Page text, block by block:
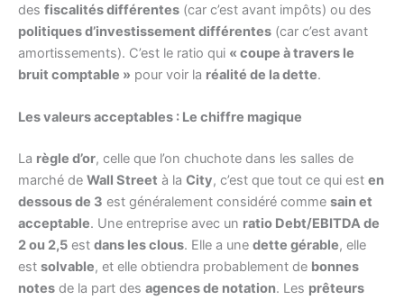
des fiscalités différentes (car c’est avant impôts) ou des
politiques d’investissement différentes (car c’est avant
amortissements). C’est le ratio qui « coupe à travers le
bruit comptable » pour voir la réalité de la dette.
Les valeurs acceptables : Le chiffre magique
La règle d’or, celle que l’on chuchote dans les salles de
marché de Wall Street à la City, c’est que tout ce qui est en
dessous de 3 est généralement considéré comme sain et
acceptable. Une entreprise avec un ratio Debt/EBITDA de
2 ou 2,5 est dans les clous. Elle a une dette gérable, elle
est solvable, et elle obtiendra probablement de bonnes
notes de la part des agences de notation. Les prêteurs